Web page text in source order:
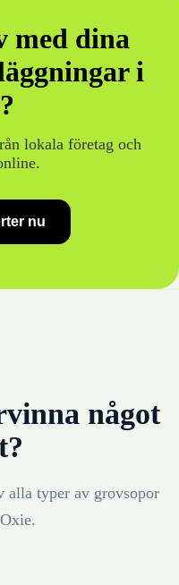
med dina
i
?
lokala företag och
nu
något
alla typer av grovsopor
Oxie.